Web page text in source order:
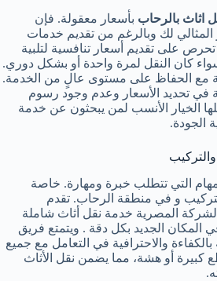
اثاث بالرحاب بأسعار معقولة. فإن
المثالي لك وبالرغم من تقديم خدمات
على تقديم أسعار تنافسية لتلبية
كان النقل لمرة واحدة أو بشكل دوري.
مع الحفاظ على مستوى عالٍ من الخدمة.
في تحديد الأسعار وعدم وجود رسوم
الخيار الأنسب لمن يبحثون عن خدمة
الجودة.
التي تتطلب خبرة ومهارة. خاصة
و في منطقة الرحاب. تقدم
المصرية خدمة نقل أثاث شاملة
المكان الجديد بكل دقة . ويتمتع فريق
والاحترافية في التعامل مع جميع
كبيرة أو هشة، مما يضمن نقل الأثاث